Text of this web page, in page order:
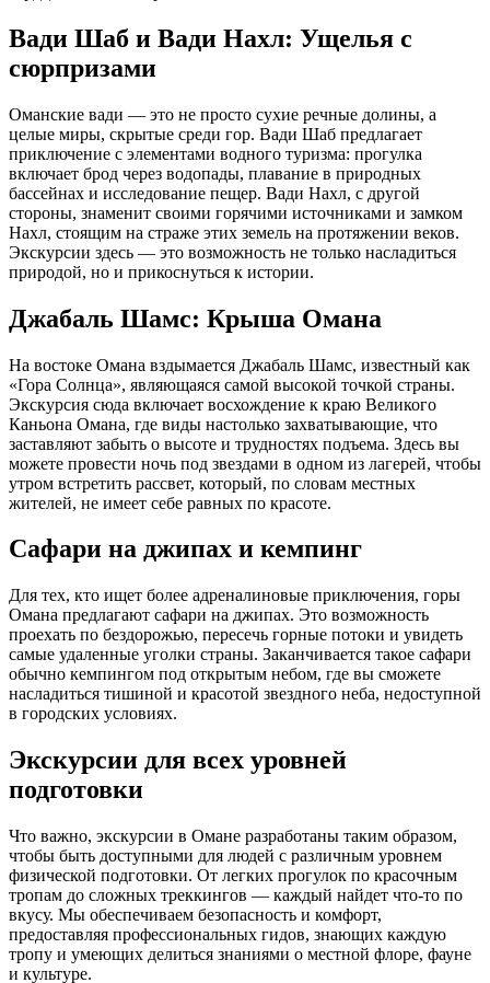
Вади Шаб и Вади Нахл: Ущелья с
сюрпризами
Оманские вади — это не просто сухие речные долины, а
целые миры, скрытые среди гор. Вади Шаб предлагает
приключение с элементами водного туризма: прогулка
включает брод через водопады, плавание в природных
бассейнах и исследование пещер. Вади Нахл, с другой
стороны, знаменит своими горячими источниками и замком
Нахл, стоящим на страже этих земель на протяжении веков.
Экскурсии здесь — это возможность не только насладиться
природой, но и прикоснуться к истории.
Джабаль Шамс: Крыша Омана
На востоке Омана вздымается Джабаль Шамс, известный как
«Гора Солнца», являющаяся самой высокой точкой страны.
Экскурсия сюда включает восхождение к краю Великого
Каньона Омана, где виды настолько захватывающие, что
заставляют забыть о высоте и трудностях подъема. Здесь вы
можете провести ночь под звездами в одном из лагерей, чтобы
утром встретить рассвет, который, по словам местных
жителей, не имеет себе равных по красоте.
Сафари на джипах и кемпинг
Для тех, кто ищет более адреналиновые приключения, горы
Омана предлагают сафари на джипах. Это возможность
проехать по бездорожью, пересечь горные потоки и увидеть
самые удаленные уголки страны. Заканчивается такое сафари
обычно кемпингом под открытым небом, где вы сможете
насладиться тишиной и красотой звездного неба, недоступной
в городских условиях.
Экскурсии для всех уровней
подготовки
Что важно, экскурсии в Омане разработаны таким образом,
чтобы быть доступными для людей с различным уровнем
физической подготовки. От легких прогулок по красочным
тропам до сложных треккингов — каждый найдет что-то по
вкусу. Мы обеспечиваем безопасность и комфорт,
предоставляя профессиональных гидов, знающих каждую
тропу и умеющих делиться знаниями о местной флоре, фауне
и культуре.